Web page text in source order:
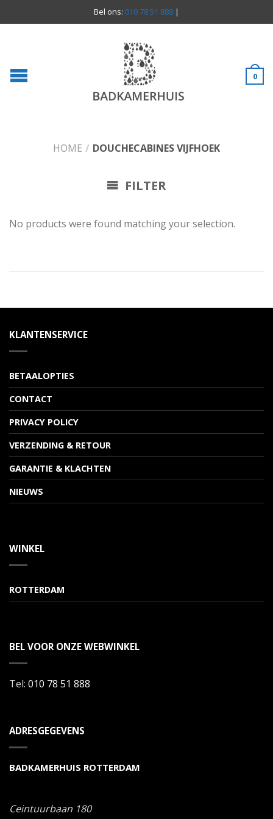
Bel ons: 010 78 51 888 |
0
HOME / DOUCHECABINES VIJFHOEK
FILTER
No products were found matching your selection.
KLANTENSERVICE
BETAALOPTIES
CONTACT
PRIVACY POLICY
VERZENDING & RETOUR
GARANTIE & KLACHTEN
NIEUWS
WINKEL
ROTTERDAM
BEL VOOR ONZE WEBWINKEL
Tel: 010 78 51 888
ADRESGEGEVENS
BADKAMERHUIS ROTTERDAM
Ceintuurbaan 180